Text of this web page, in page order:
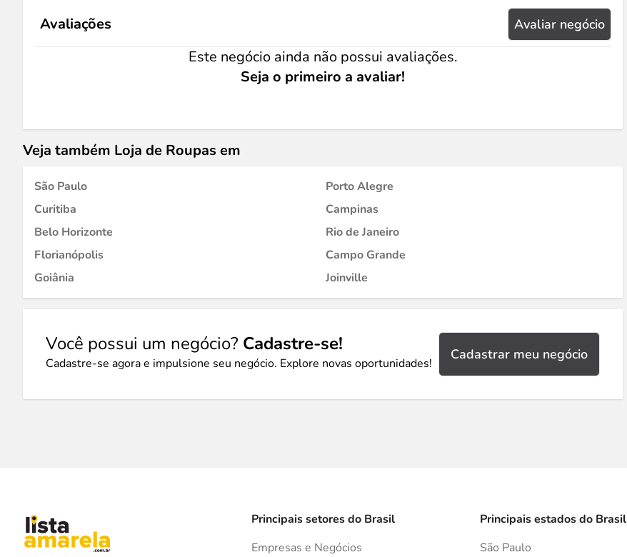
Avaliações Avaliar negócio
Este negócio ainda não possui avaliações.
Seja o primeiro a avaliar!
Veja também Loja de Roupas em
São Paulo
Porto Alegre
Curitiba
Campinas
Belo Horizonte
Rio de Janeiro
Florianópolis
Campo Grande
Goiânia
Joinville
Você possui um negócio? Cadastre-se!
Cadastre-se agora e impulsione seu negócio. Explore novas oportunidades!
Cadastrar meu negócio
Principais setores do Brasil
Empresas e Negócios
Principais estados do Brasil
São Paulo